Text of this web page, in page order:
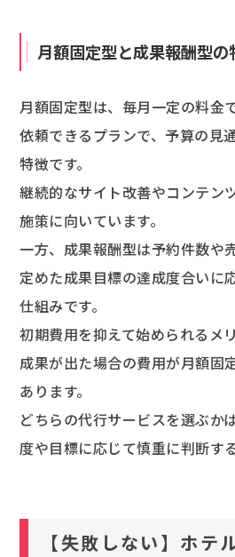
月額固定型と成果報酬型の
月額固定型は、毎月一定の料金
依頼できるプランで、予算の見
特徴です。
継続的なサイト改善やコンテン
施策に向いています。
一方、成果報酬型は予約件数や
定めた成果目標の達成度合いに
仕組みです。
初期費用を抑えて始められるメ
成果が出た場合の費用が月額固
あります。
どちらの代行サービスを選ぶか
度や目標に応じて慎重に判断す
【失敗しない】ホテ